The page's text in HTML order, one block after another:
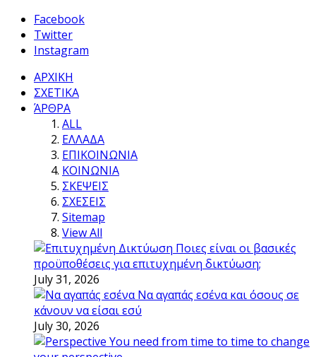
Facebook
Twitter
Instagram
ΑΡΧΙΚΗ
ΣΧΕΤΙΚΑ
ΆΡΘΡΑ
ALL
ΕΛΛΑΔΑ
ΕΠΙΚΟΙΝΩΝΙΑ
ΚΟΙΝΩΝΙΑ
ΣΚΕΨΕΙΣ
ΣΧΕΣΕΙΣ
Sitemap
View All
Ποιες είναι οι βασικές
προϋποθέσεις για επιτυχημένη δικτύωση;
July 31, 2026
Να αγαπάς εσένα και όσους σε
κάνουν να είσαι εσύ
July 30, 2026
You need from time to time to change